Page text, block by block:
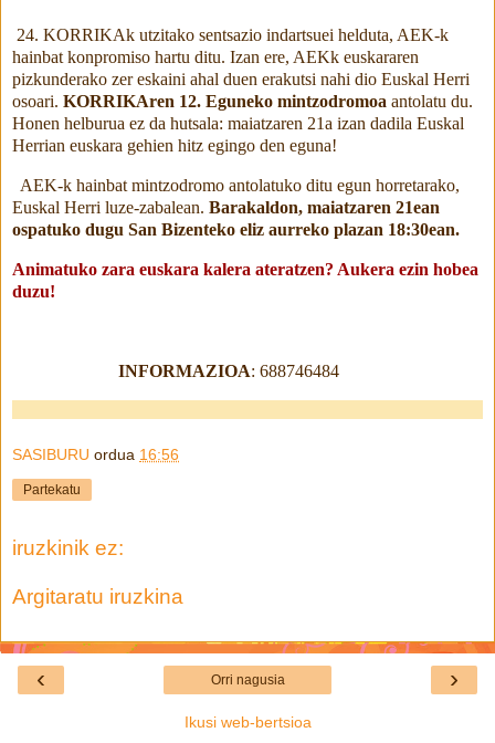
24. KORRIKAk utzitako sentsazio indartsuei helduta, AEK-k
hainbat konpromiso hartu ditu. Izan ere, AEKk euskararen
pizkunderako zer eskaini ahal duen erakutsi nahi dio Euskal Herri
osoari. KORRIKAren 12. Eguneko mintzodromoa antolatu du.
Honen helburua ez da hutsala: maiatzaren 21a izan dadila Euskal
Herrian euskara gehien hitz egingo den eguna!
AEK-k hainbat mintzodromo antolatuko ditu egun horretarako,
Euskal Herri luze-zabalean. Barakaldon, maiatzaren 21ean
ospatuko dugu San Bizenteko eliz aurreko plazan 18:30ean.
Animatuko zara euskara kalera ateratzen? Aukera ezin hobea
duzu!
INFORMAZIOA: 688746484
SASIBURU ordua 16:56
Partekatu
iruzkinik ez:
Argitaratu iruzkina
‹ ›
Orri nagusia
Ikusi web-bertsioa